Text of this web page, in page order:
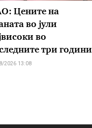
Цените на
во јули
во
три години
2026 13:08